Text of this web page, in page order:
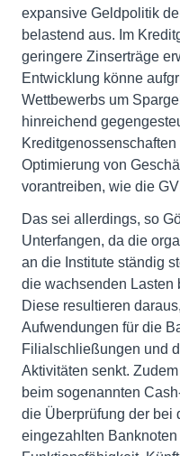
expansive Geldpolitik
belastend aus. Im
geringere Zinserträge
Entwicklung könne
Wettbewerbs um
hinreichend
Optimierung von
vorantreiben, wie die
Das sei allerdings, so
Unterfangen, da die
an die Institute ständig
die wachsenden Lasten
Diese resultieren
Aufwendungen für die
Filialschließungen und
Aktivitäten senkt.
beim sogenannten
die Überprüfung der bei
eingezahlten